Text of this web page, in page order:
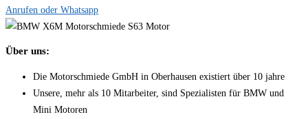
Anrufen oder Whatsapp
Über uns:
Die Motorschmiede GmbH in Oberhausen existiert über 10 jahre
Unsere, mehr als 10 Mitarbeiter, sind Spezialisten für BMW und
Mini Motoren